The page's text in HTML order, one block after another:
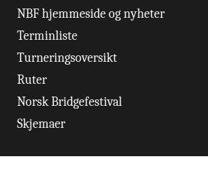
NBF hjemmeside og nyheter
Terminliste
Turneringsoversikt
Ruter
Norsk Bridgefestival
Skjemaer